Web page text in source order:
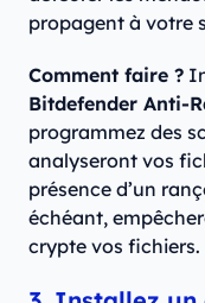
propagent à votre
Comment faire ?
Bitdefender Anti-
programmez des
analyseront vos
présence d’un
échéant,
crypte vos fichiers.